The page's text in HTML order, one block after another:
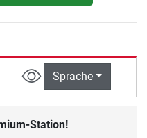
Sprache
Station!